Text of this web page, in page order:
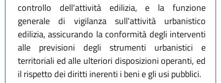
controllo dell'attività edilizia, e la funzione
generale di vigilanza sull'attività urbanistico
edilizia, assicurando la conformità degli interventi
alle previsioni degli strumenti urbanistici e
territoriali ed alle ulteriori disposizioni operanti, ed
il rispetto dei diritti inerenti i beni e gli usi pubblici.